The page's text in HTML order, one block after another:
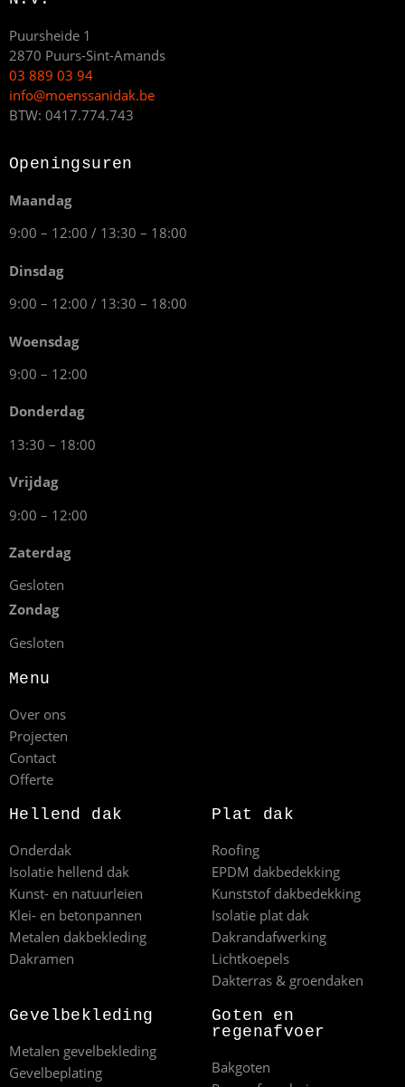
Puursheide 1
2870 Puurs-Sint-Amands
03 889 03 94
info@moenssanidak.be
BTW: 0417.774.743
Openingsuren
Maandag
9:00 – 12:00 / 13:30 – 18:00
Dinsdag
9:00 – 12:00 / 13:30 – 18:00
Woensdag
9:00 – 12:00
Donderdag
13:30 – 18:00
Vrijdag
9:00 – 12:00
Zaterdag
Gesloten
Zondag
Gesloten
Menu
Over ons
Projecten
Contact
Offerte
Hellend dak
Onderdak
Isolatie hellend dak
Kunst- en natuurleien
Klei- en betonpannen
Metalen dakbekleding
Dakramen
Plat dak
Roofing
EPDM dakbedekking
Kunststof dakbedekking
Isolatie plat dak
Dakrandafwerking
Lichtkoepels
Dakterras & groendaken
Gevelbekleding
Metalen gevelbekleding
Gevelbeplating
Goten en
regenafvoer
Bakgoten